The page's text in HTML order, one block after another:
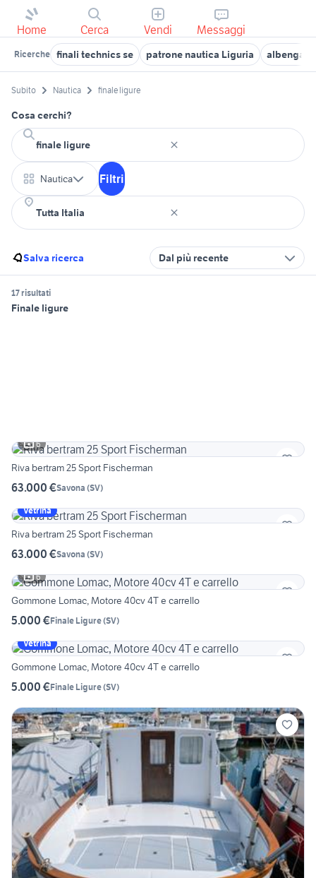
Home Cerca Vendi Messaggi
Ricerche finali technics se patrone nautica Liguria albenga
Subito Nautica finale ligure
Cosa cerchi?
Nautica Filtri
Salva ricerca Dal più recente
17 risultati
Finale ligure
6
Riva bertram 25 Sport Fischerman
63.000 €Savona (SV)
Vetrina
Riva bertram 25 Sport Fischerman
63.000 €Savona (SV)
6
Gommone Lomac, Motore 40cv 4T e carrello
5.000 €Finale Ligure(SV)
Vetrina
Gommone Lomac, Motore 40cv 4T e carrello
5.000 €Finale Ligure(SV)